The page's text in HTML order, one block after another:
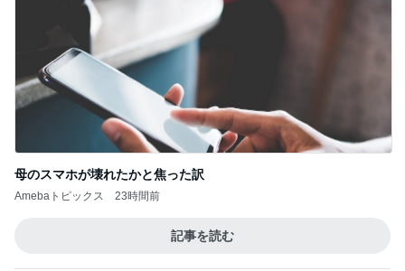
母のスマホが壊れたかと焦った訳
Amebaトピックス
記事を読む
Amebaトピックス 2日前